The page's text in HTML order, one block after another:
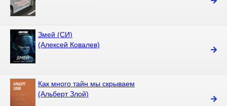
Змей (СИ)
(Алексей Ковалев)
Как много тайн мы скрываем
(Альберт Злой)